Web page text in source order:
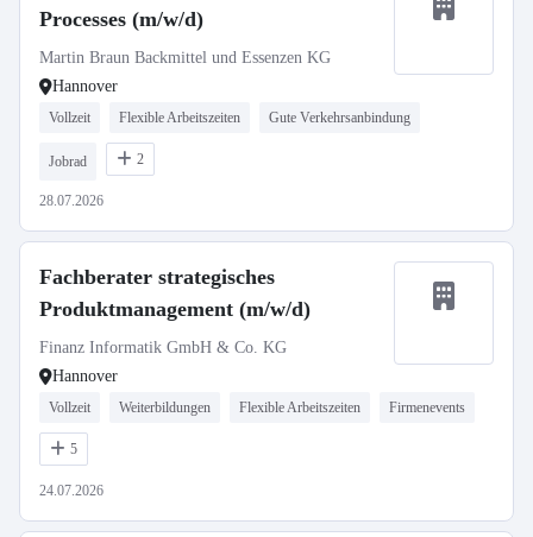
Processes (m/w/d)
Martin Braun Backmittel und Essenzen KG
Hannover
Vollzeit Flexible Arbeitszeiten Gute Verkehrsanbindung
Jobrad 2
28.07.2026
Fachberater strategisches
Produktmanagement (m/w/d)
Finanz Informatik GmbH & Co. KG
Hannover
Vollzeit Weiterbildungen Flexible Arbeitszeiten Firmenevents
5
24.07.2026